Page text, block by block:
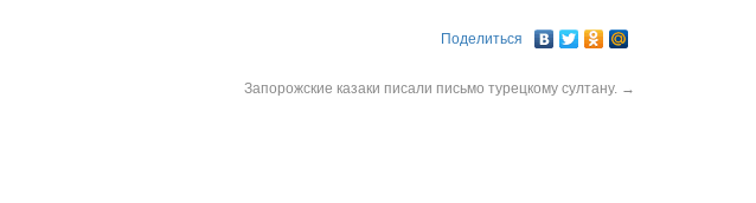
Поделиться
Запорожские казаки писали письмо турецкому султану. →